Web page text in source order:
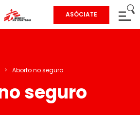
ASÓCIATE
> Aborto no seguro
seguro